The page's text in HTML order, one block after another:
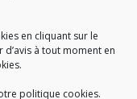
en cliquant sur le
à tout moment en
politique cookies.
la collecte et la